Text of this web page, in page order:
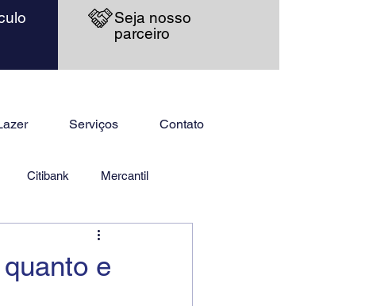
Seja nosso
parceiro
Serviços Contato
Citibank Mercantil
e